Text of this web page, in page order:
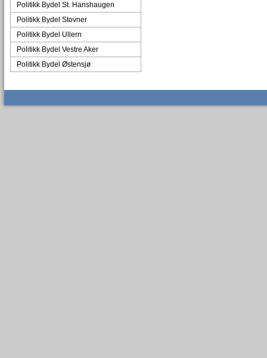
Politikk Bydel St. Hanshaugen
Politikk Bydel Stovner
Politikk Bydel Ullern
Politikk Bydel Vestre Aker
Politikk Bydel Østensjø